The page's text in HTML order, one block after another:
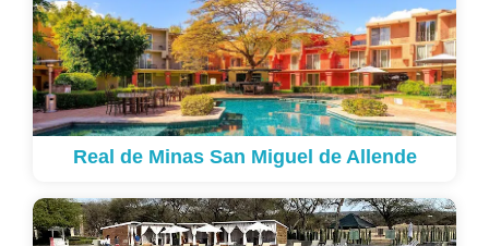
Real de Minas San Miguel de Allende